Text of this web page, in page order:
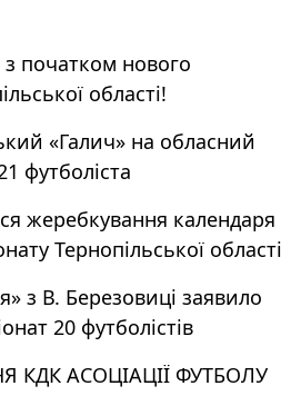
з початком нового
області!
«Галич» на обласний
футболіста
жеребкування календаря
Тернопільської області
з В. Березовиці заявило
20 футболістів
КДК АСОЦІАЦІЇ ФУТБОЛУ